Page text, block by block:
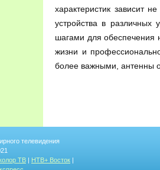
характеристик зависит
устройства в
шагами для обеспечения
жизни и
более важными, антенны
телевидения
ТВ | НТВ+ Восток |